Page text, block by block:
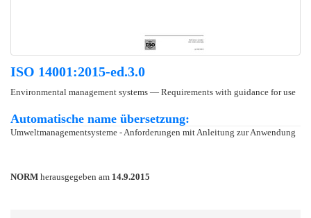
ISO 14001:2015-ed.3.0
Environmental management systems — Requirements with guidance for use
Automatische name übersetzung:
Umweltmanagementsysteme - Anforderungen mit Anleitung zur Anwendung
NORM herausgegeben am 14.9.2015